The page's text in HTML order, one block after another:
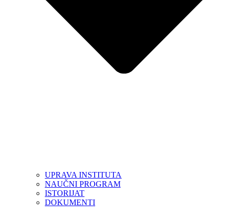
UPRAVA INSTITUTA
NAUČNI PROGRAM
ISTORIJAT
DOKUMENTI